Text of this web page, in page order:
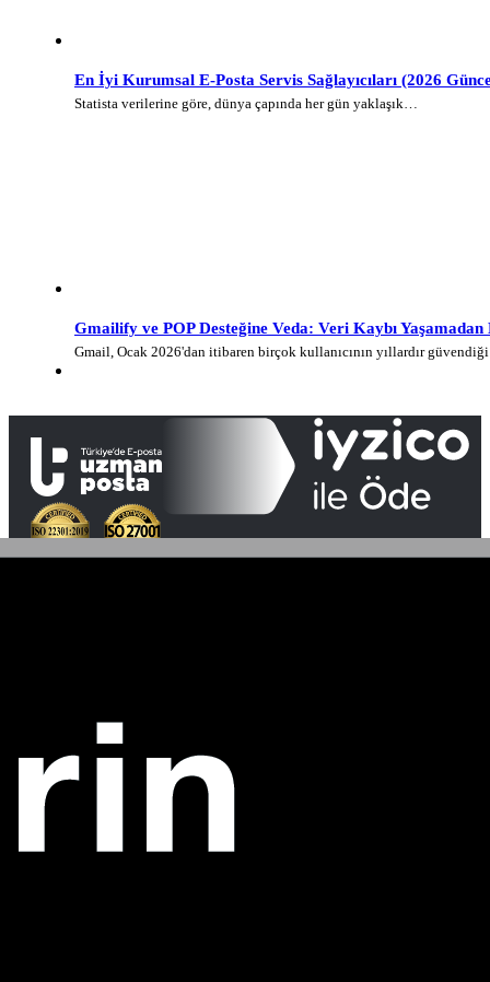
En İyi Kurumsal E-Posta Servis Sağlayıcıları (2026
Statista verilerine göre, dünya çapında her gün yaklaşık…
Gmailify ve POP Desteğine Veda: Veri Kaybı
Gmail, Ocak 2026'dan itibaren birçok kullanıcının yıllardır